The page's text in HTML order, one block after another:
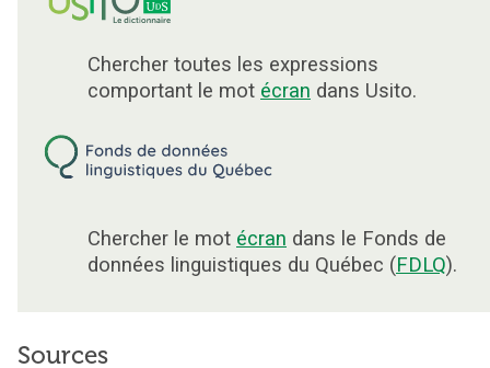
Chercher toutes les expressions
comportant le mot écran dans Usito.
Chercher le mot écran dans le Fonds de
données linguistiques du Québec (FDLQ).
Sources